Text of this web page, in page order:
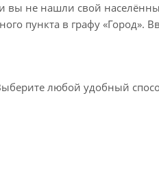
вы не нашли свой
пункта в графу «Город».
любой удобный